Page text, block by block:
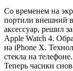
Со временем на
портили внешний
аксессуар, решил
Apple Watch 4.
на iPhone X.
стекла на
Теперь часики